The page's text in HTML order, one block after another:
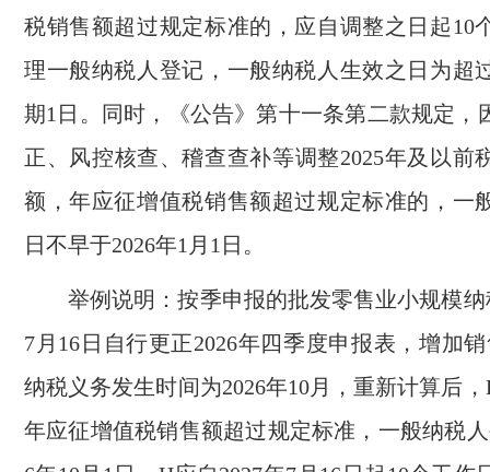
税销售额超过规定标准的，应自调整之日起10
理一般纳税人登记，一般纳税人生效之日为超
期1日。同时，《公告》第十一条第二款规定，
正、风控核查、稽查查补等调整2025年及以前
额，年应征增值税销售额超过规定标准的，一
日不早于2026年1月1日。
举例说明：按季申报的批发零售业小规模纳
7月16日自行更正2026年四季度申报表，增加
纳税义务发生时间为2026年10月，重新计算后，
年应征增值税销售额超过规定标准，一般纳税